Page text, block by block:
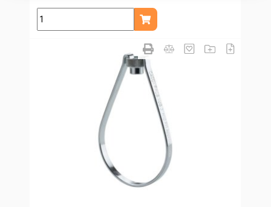
ks
Přidat do košíku